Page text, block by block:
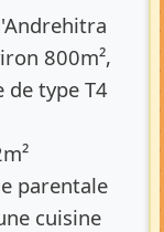
800m²,
de type T4
parentale
cuisine